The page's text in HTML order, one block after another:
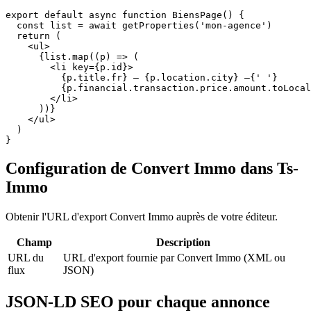
export default async function BiensPage() {
  const list = await getProperties('mon-agence')
  return (
    <ul>
      {list.map((p) => (
        <li key={p.id}>
          {p.title.fr} — {p.location.city} —{' '}
        </li>
      ))}
    </ul>
  )
}
Configuration de Convert Immo dans Ts-
Immo
Obtenir l'URL d'export Convert Immo auprès de votre éditeur.
Champ
Description
URL du
flux
URL d'export fournie par Convert Immo (XML ou
JSON)
JSON-LD SEO pour chaque annonce